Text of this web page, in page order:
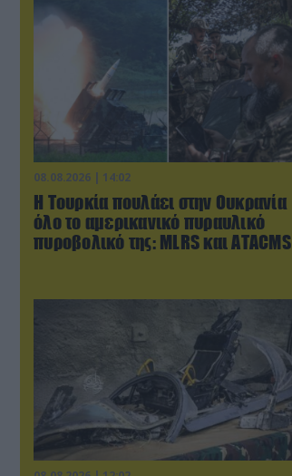
08.08.2026 | 14:02
Η Τουρκία πουλάει στην Ουκρανία
όλο το αμερικανικό πυραυλικό
πυροβολικό της: MLRS και ΑΤΑCMS